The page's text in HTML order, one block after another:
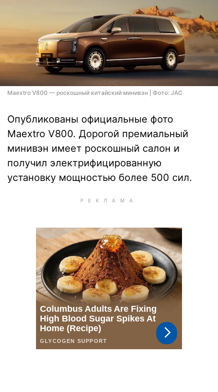
Maextro V800 — роскошный китайский минивэн | Фото: JAC
Опубликованы официальные фото
Maextro V800. Дорогой премиальный
минивэн имеет роскошный салон и
получил электрифицированную
установку мощностью более 500 сил.